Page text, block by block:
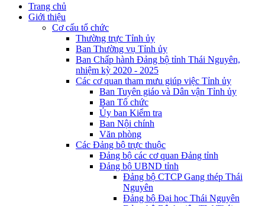
Trang chủ
Giới thiệu
Cơ cấu tổ chức
Thường trực Tỉnh ủy
Ban Thường vụ Tỉnh ủy
Ban Chấp hành Đảng bộ tỉnh Thái Nguyên,
nhiệm kỳ 2020 - 2025
Các cơ quan tham mưu giúp việc Tỉnh ủy
Ban Tuyên giáo và Dân vận Tỉnh ủy
Ban Tổ chức
Ủy ban Kiểm tra
Ban Nội chính
Văn phòng
Các Đảng bộ trực thuộc
Đảng bộ các cơ quan Đảng tỉnh
Đảng bộ UBND tỉnh
Đảng bộ CTCP Gang thép Thái
Nguyên
Đảng bộ Đại học Thái Nguyên